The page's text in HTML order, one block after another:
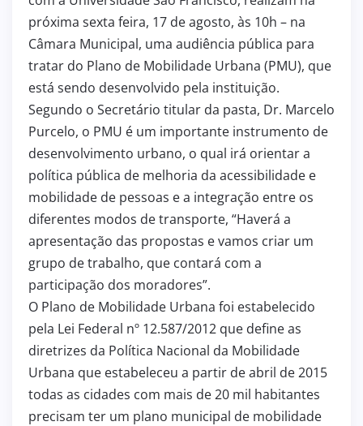
próxima sexta feira, 17 de agosto, às 10h – na
Câmara Municipal, uma audiência pública para
tratar do Plano de Mobilidade Urbana (PMU), que
está sendo desenvolvido pela instituição.
Segundo o Secretário titular da pasta, Dr. Marcelo
Purcelo, o PMU é um importante instrumento de
desenvolvimento urbano, o qual irá orientar a
política pública de melhoria da acessibilidade e
mobilidade de pessoas e a integração entre os
diferentes modos de transporte, “Haverá a
apresentação das propostas e vamos criar um
grupo de trabalho, que contará com a
participação dos moradores”.
O Plano de Mobilidade Urbana foi estabelecido
pela Lei Federal nº 12.587/2012 que define as
diretrizes da Política Nacional da Mobilidade
Urbana que estabeleceu a partir de abril de 2015
todas as cidades com mais de 20 mil habitantes
precisam ter um plano municipal de mobilidade